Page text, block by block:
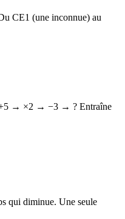
CE1 (une inconnue) au
+5 → ×2 → −3 → ? Entraîne
qui diminue. Une seule